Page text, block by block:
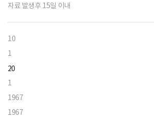
자료 발생후 15일 이내
10
1
20
1
1967
1967